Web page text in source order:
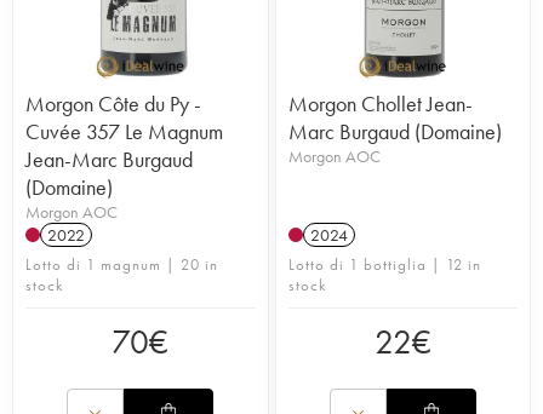
Morgon Côte du Py -
Cuvée 357 Le Magnum
Jean-Marc Burgaud
(Domaine)
Morgon AOC
2022
Lotto di 1 magnum | 20 in
stock
70€
Morgon Chollet Jean-
Marc Burgaud (Domaine)
Morgon AOC
2024
Lotto di 1 bottiglia | 12 in
stock
22€